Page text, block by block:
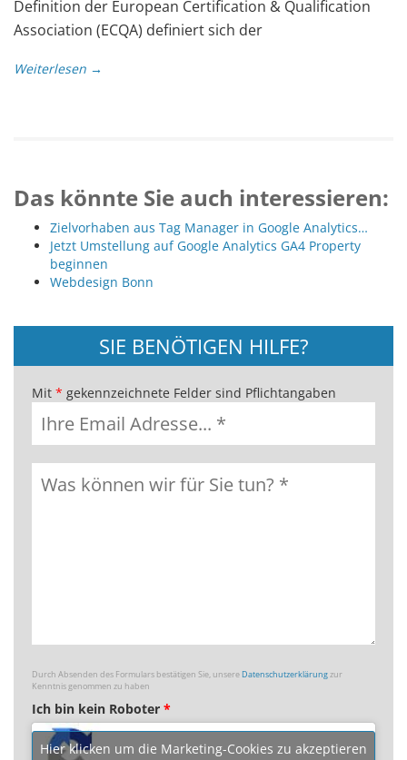
Definition der European Certification & Qualification
Association (ECQA) definiert sich der
Weiterlesen →
Das könnte Sie auch interessieren:
Zielvorhaben aus Tag Manager in Google Analytics…
Jetzt Umstellung auf Google Analytics GA4 Property
beginnen
Webdesign Bonn
SIE BENÖTIGEN HILFE?
Mit * gekennzeichnete Felder sind Pflichtangaben
Durch Absenden des Formulars bestätigen Sie, unsereDatenschutzerklärungzur
Kenntnis genommen zu haben
Ich bin kein Roboter *
Hier klicken um die Marketing-Cookies zu akzeptieren